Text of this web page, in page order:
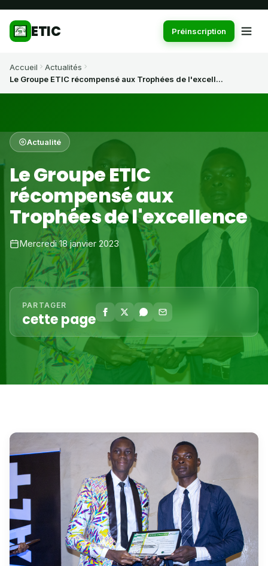
ETIC Préinscription
Accueil
Actualités
Le Groupe ETIC récompensé aux Trophées de l'excell...
Actualité
Le Groupe ETIC
récompensé aux
Trophées de l'excellence
Mercredi 18 janvier 2023
PARTAGER
cette page